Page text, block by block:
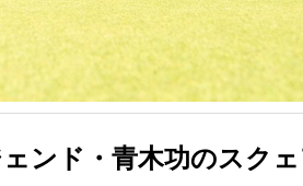
ンド・青木功のスク